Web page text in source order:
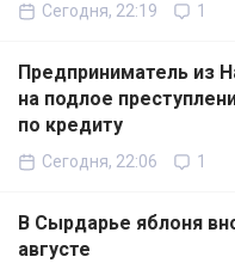
Сегодня, 22:19 1
Предприниматель из
на подлое
по кредиту
Сегодня, 22:06 1
В Сырдарье яблоня
августе